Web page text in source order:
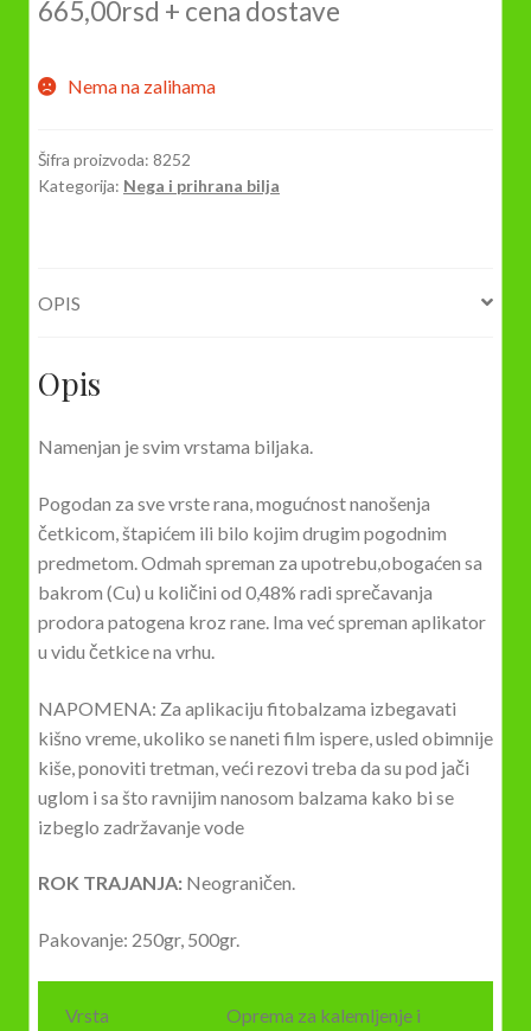
665,00rsd + cena dostave
Nema na zalihama
Šifra proizvoda: 8252
Kategorija: Nega i prihrana bilja
OPIS
Opis
Namenjan je svim vrstama biljaka.
Pogodan za sve vrste rana, mogućnost nanošenja
četkicom, štapićem ili bilo kojim drugim pogodnim
predmetom. Odmah spreman za upotrebu,obogaćen sa
bakrom (Cu) u količini od 0,48% radi sprečavanja
prodora patogena kroz rane. Ima već spreman aplikator
u vidu četkice na vrhu.
NAPOMENA: Za aplikaciju fitobalzama izbegavati
kišno vreme, ukoliko se naneti film ispere, usled obimnije
kiše, ponoviti tretman, veći rezovi treba da su pod jači
uglom i sa što ravnijim nanosom balzama kako bi se
izbeglo zadržavanje vode
ROK TRAJANJA: Neograničen.
Pakovanje: 250gr, 500gr.
Vrsta
Oprema za kalemljenje i